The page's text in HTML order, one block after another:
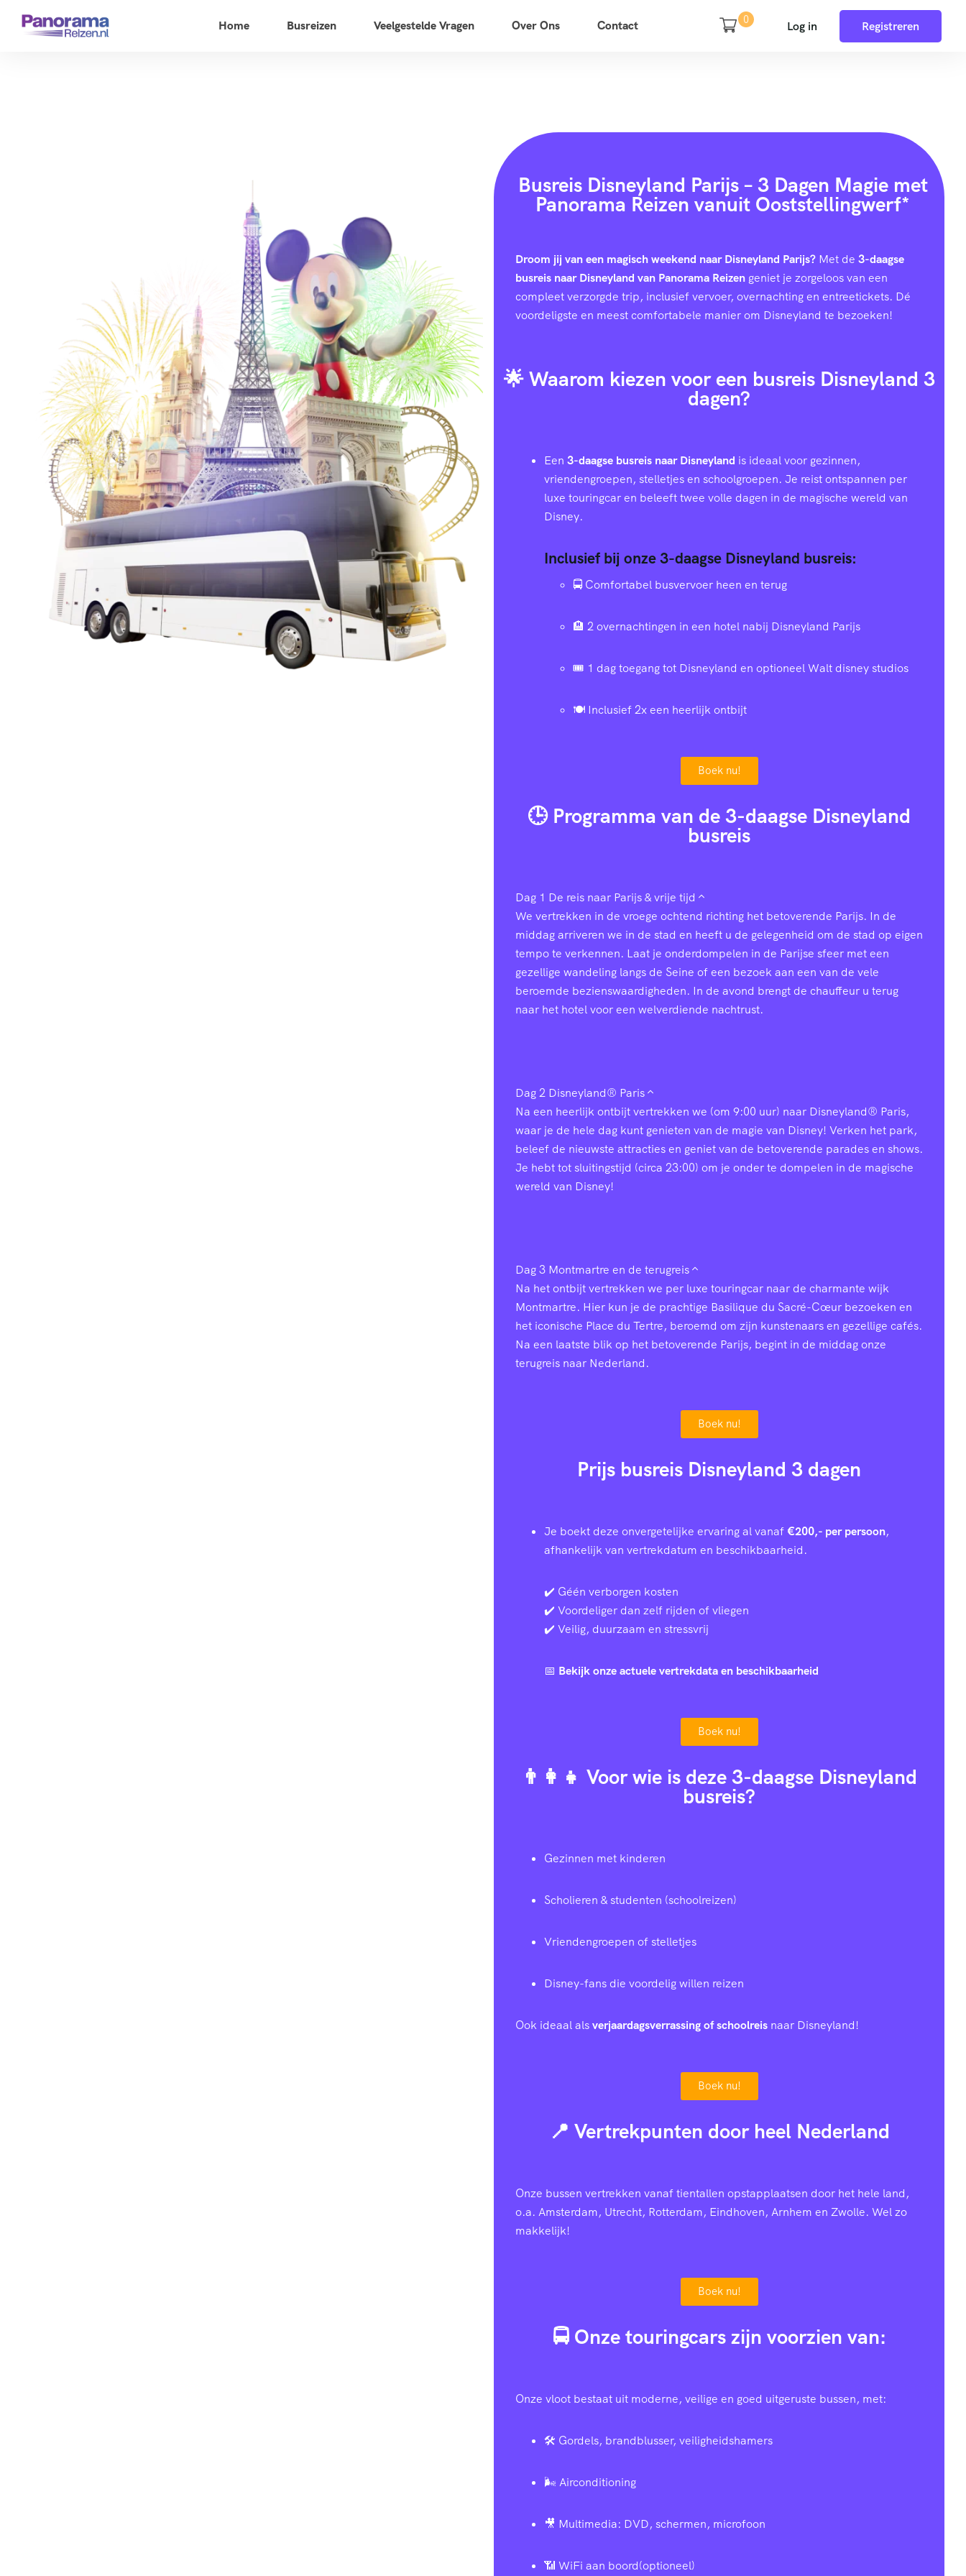
Home Busreizen Veelgestelde Vragen Over Ons Contact 0 Log in Registreren
Busreis Disneyland Parijs – 3 Dagen Magie met
Panorama Reizen vanuit Ooststellingwerf*
Droom jij van een magisch weekend naar Disneyland Parijs? Met de 3-daagse
busreis naar Disneyland van Panorama Reizen geniet je zorgeloos van een
compleet verzorgde trip, inclusief vervoer, overnachting en entreetickets. Dé
voordeligste en meest comfortabele manier om Disneyland te bezoeken!
🌟 Waarom kiezen voor een busreis Disneyland 3
dagen?
Een 3-daagse busreis naar Disneyland is ideaal voor gezinnen,
vriendengroepen, stelletjes en schoolgroepen. Je reist ontspannen per
luxe touringcar en beleeft twee volle dagen in de magische wereld van
Disney.
Inclusief bij onze 3-daagse Disneyland busreis:
🚍 Comfortabel busvervoer heen en terug
🏨 2 overnachtingen in een hotel nabij Disneyland Parijs
🎟️ 1 dag toegang tot Disneyland en optioneel Walt disney studios
🍽️ Inclusief 2x een heerlijk ontbijt
Boek nu!
🕒 Programma van de 3-daagse Disneyland
busreis
Dag 1 De reis naar Parijs & vrije tijd
We vertrekken in de vroege ochtend richting het betoverende Parijs. In de
middag arriveren we in de stad en heeft u de gelegenheid om de stad op eigen
tempo te verkennen. Laat je onderdompelen in de Parijse sfeer met een
gezellige wandeling langs de Seine of een bezoek aan een van de vele
beroemde bezienswaardigheden. In de avond brengt de chauffeur u terug
naar het hotel voor een welverdiende nachtrust.
Dag 2 Disneyland® Paris
Na een heerlijk ontbijt vertrekken we (om 9:00 uur) naar Disneyland® Paris,
waar je de hele dag kunt genieten van de magie van Disney! Verken het park,
beleef de nieuwste attracties en geniet van de betoverende parades en shows.
Je hebt tot sluitingstijd (circa 23:00) om je onder te dompelen in de magische
wereld van Disney!
Dag 3 Montmartre en de terugreis
Na het ontbijt vertrekken we per luxe touringcar naar de charmante wijk
Montmartre. Hier kun je de prachtige Basilique du Sacré-Cœur bezoeken en
het iconische Place du Tertre, beroemd om zijn kunstenaars en gezellige cafés.
Na een laatste blik op het betoverende Parijs, begint in de middag onze
terugreis naar Nederland.
Boek nu!
Prijs busreis Disneyland 3 dagen
Je boekt deze onvergetelijke ervaring al vanaf€200,- per persoon,
afhankelijk van vertrekdatum en beschikbaarheid.
✔️ Géén verborgen kosten
✔️ Voordeliger dan zelf rijden of vliegen
✔️ Veilig, duurzaam en stressvrij
📅 Bekijk onze actuele vertrekdata en beschikbaarheid
Boek nu!
👨‍👩‍👧 Voor wie is deze 3-daagse Disneyland
busreis?
Gezinnen met kinderen
Scholieren & studenten (schoolreizen)
Vriendengroepen of stelletjes
Disney-fans die voordelig willen reizen
Ook ideaal alsverjaardagsverrassing of schoolreis naar Disneyland!
Boek nu!
📍 Vertrekpunten door heel Nederland
Onze bussen vertrekken vanaf tientallen opstapplaatsen door het hele land,
o.a. Amsterdam, Utrecht, Rotterdam, Eindhoven, Arnhem en Zwolle. Wel zo
makkelijk!
Boek nu!
🚍 Onze touringcars zijn voorzien van:
Onze vloot bestaat uit moderne, veilige en goed uitgeruste bussen, met:
🛠️ Gordels, brandblusser, veiligheidshamers
🌬️ Airconditioning
🎥 Multimedia: DVD, schermen, microfoon
📶 WiFi aan boord(optioneel)